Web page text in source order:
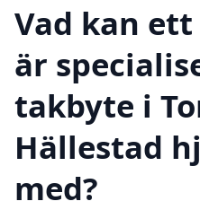
Vad kan
är
takbyte i
Hällestad
med?